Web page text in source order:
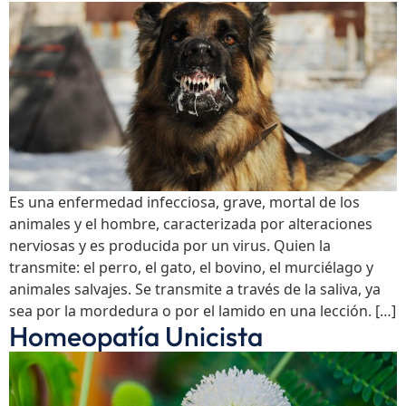
Es una enfermedad infecciosa, grave, mortal de los
animales y el hombre, caracterizada por alteraciones
nerviosas y es producida por un virus. Quien la
transmite: el perro, el gato, el bovino, el murciélago y
animales salvajes. Se transmite a través de la saliva, ya
sea por la mordedura o por el lamido en una lección. […]
Homeopatía Unicista